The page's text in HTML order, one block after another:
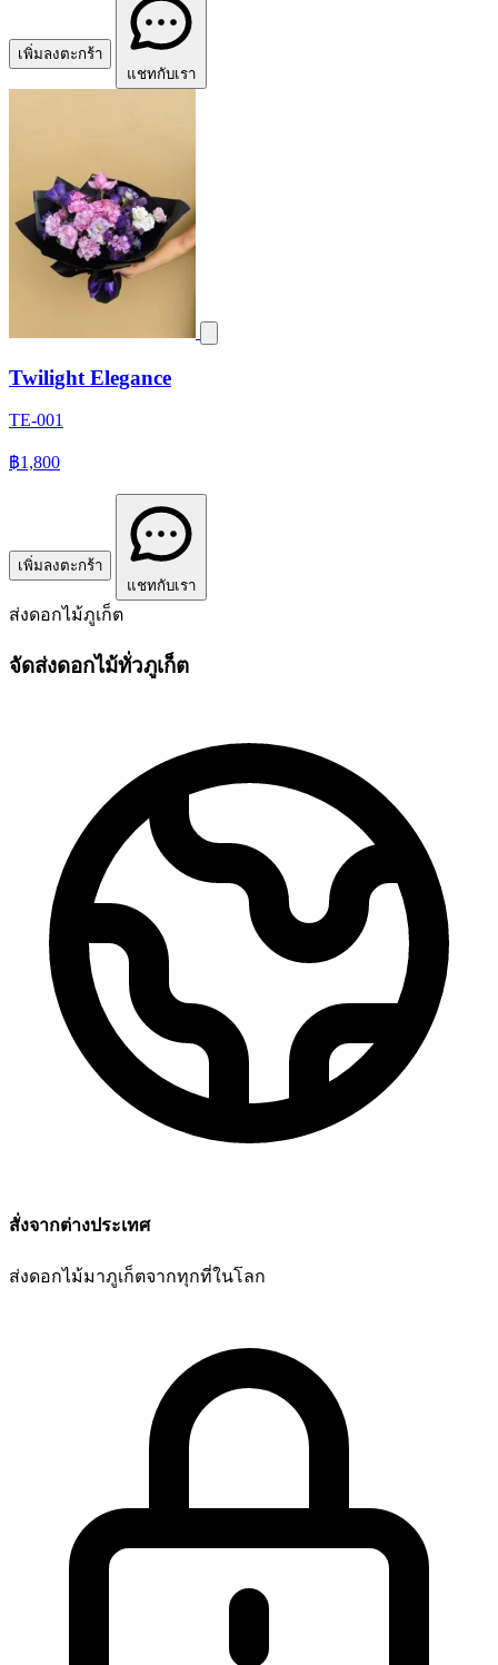
เพิ่มลงตะกร้า
แชทกับเรา
Twilight Elegance
TE-001
฿1,800
เพิ่มลงตะกร้า
แชทกับเรา
ส่งดอกไม้ภูเก็ต
จัดส่งดอกไม้ทั่วภูเก็ต
สั่งจากต่างประเทศ
ส่งดอกไม้มาภูเก็ตจากทุกที่ในโลก